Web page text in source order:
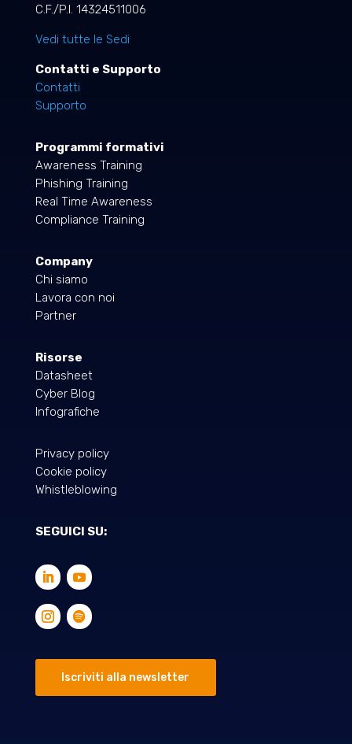
C.F./P.I. 14324511006
Vedi tutte le Sedi
Contatti e Supporto
Contatti
Supporto
Programmi formativi
Awareness Training
Phishing Training
Real Time Awareness
Compliance Training
Company
Chi siamo
Lavora con noi
Partner
Risorse
Datasheet
Cyber Blog
Infografiche
Privacy policy
Cookie policy
Whistleblowing
SEGUICI SU:
Iscriviti alla newsletter